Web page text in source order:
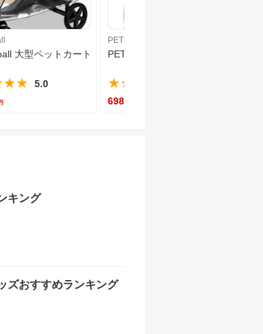
ト専用マット ひんやり 冷感マット 暑さ対策 夏 冷却 お
バギー 多頭 大型犬 ペットバギー 4輪 ワンタッチ折り
大型ペットカート用 レインカバー 透明 防風 防水 防寒
5.0
PETSELECT
PETSELECT (ペットセレクト) ペ
★★★★☆
6980.0
キング
ズおすすめランキング